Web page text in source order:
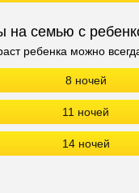
на семью с
ребенка можно
8 ночей
11 ночей
14 ночей